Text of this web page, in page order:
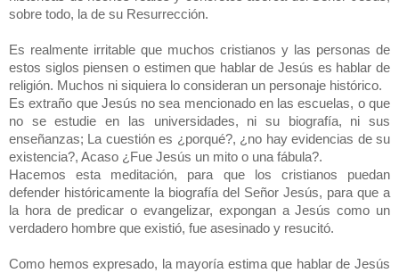
sobre todo, la de su Resurrección.
Es realmente irritable que muchos cristianos y las personas de
estos siglos piensen o estimen que hablar de Jesús es hablar de
religión. Muchos ni siquiera lo consideran un personaje histórico.
Es extraño que Jesús no sea mencionado en las escuelas, o que
no se estudie en las universidades, ni su biografía, ni sus
enseñanzas; La cuestión es ¿porqué?, ¿no hay evidencias de su
existencia?, Acaso ¿Fue Jesús un mito o una fábula?.
Hacemos esta meditación, para que los cristianos puedan
defender históricamente la biografía del Señor Jesús, para que a
la hora de predicar o evangelizar, expongan a Jesús como un
verdadero hombre que existió, fue asesinado y resucitó.
Como hemos expresado, la mayoría estima que hablar de Jesús